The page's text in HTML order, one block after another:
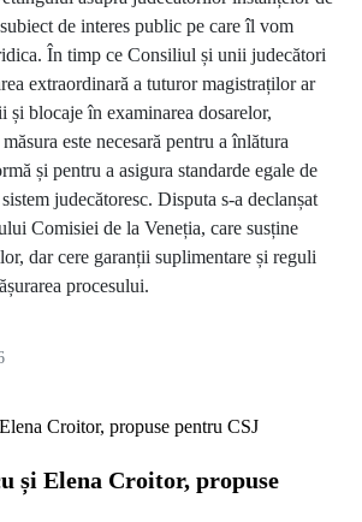
de interes public pe care îl vom
În timp ce Consiliul și unii judecători
extraordinară a tuturor magistraților ar
și blocaje în examinarea dosarelor,
este necesară pentru a înlătura
și pentru a asigura standarde egale de
judecătoresc. Disputa s-a declanșat
Comisiei de la Veneția, care susține
dar cere garanții suplimentare și reguli
procesului.
și Elena Croitor, propuse